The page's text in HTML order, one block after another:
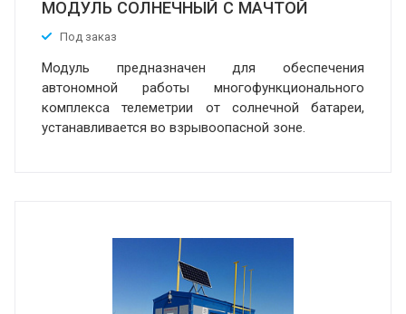
МОДУЛЬ СОЛНЕЧНЫЙ С МАЧТОЙ
Под заказ
Модуль предназначен для обеспечения
автономной работы многофункционального
комплекса телеметрии от солнечной батареи,
устанавливается во взрывоопасной зоне.